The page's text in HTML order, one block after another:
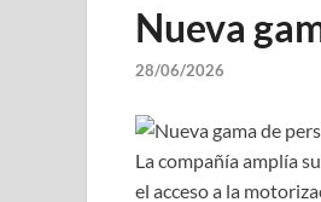
Nueva
28/06/2026
La compañía amplía
el acceso a la